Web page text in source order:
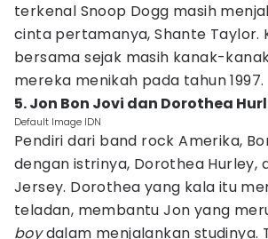
terkenal Snoop Dogg masih
cinta pertamanya, Shante Taylor.
bersama sejak masih kanak-
mereka menikah pada tahun 1997.
5. Jon Bon Jovi dan Dorothea
Default Image IDN
Pendiri dari band rock Amerika,
dengan istrinya, Dorothea Hurley,
Jersey. Dorothea yang kala itu
teladan, membantu Jon yang
boydalam menjalankan studinya.